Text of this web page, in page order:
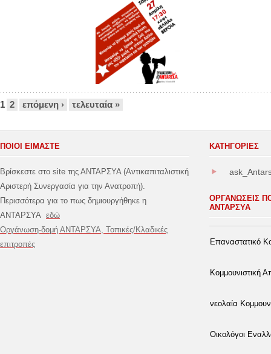
Σελίδες
1 2 επόμενη › τελευταία »
ΠΟΙΟΙ ΕΙΜΑΣΤΕ
Βρίσκεστε στο site της ΑΝΤΑΡΣΥΑ (Αντικαπιταλιστική
Αριστερή Συνεργασία για την Ανατροπή).
Περισσότερα για το πως δημιουργήθηκε η
ΑΝΤΑΡΣΥΑ εδώ
Οργάνωση-δομή ΑΝΤΑΡΣΥΑ, Τοπικές/Κλαδικές
επιτροπές
ΚΑΤΗΓΟΡΊΕΣ
ΟΡΓΑΝΩΣΕΙΣ
ΑΝΤΑΡΣΥΑ
Επαναστατικό
Κομμουνιστική
νεολαία
Οικολόγοι